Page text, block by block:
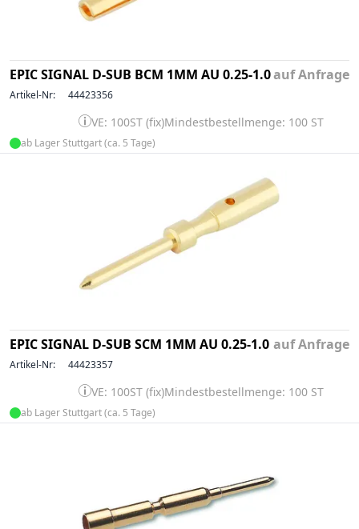
EPIC SIGNAL D-SUB BCM 1MM AU 0.25-1.0auf Anfrage
Artikel-Nr: 44423356
VE: 100ST (fix)Mindestbestellmenge: 100 ST
ab Lager Stuttgart (ca. 5 Tage)
EPIC SIGNAL D-SUB SCM 1MM AU 0.25-1.0 auf Anfrage
Artikel-Nr: 44423357
VE: 100ST (fix)Mindestbestellmenge: 100 ST
ab Lager Stuttgart (ca. 5 Tage)